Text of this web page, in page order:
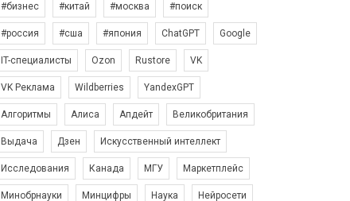
#бизнес #китай #москва #поиск
#россия #сша #япония ChatGPT Google
IT-специалисты Ozon Rustore VK
VK Реклама Wildberries YandexGPT
Алгоритмы Алиса Апдейт Великобритания
Выдача Дзен Искусственный интеллект
Исследования Канада МГУ Маркетплейс
Минобрнауки Минцифры Наука Нейросети